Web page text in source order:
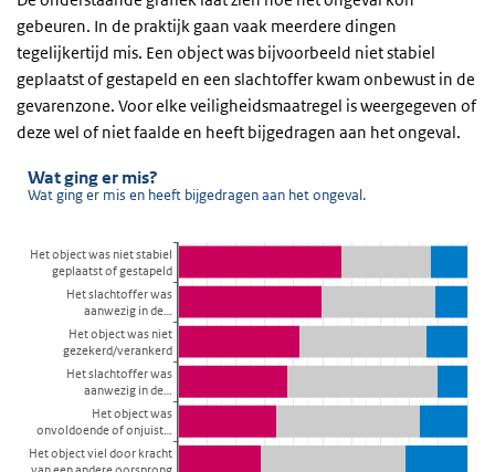
gebeuren. In de praktijk gaan vaak meerdere dingen
tegelijkertijd mis. Een object was bijvoorbeeld niet stabiel
geplaatst of gestapeld en een slachtoffer kwam onbewust in de
gevarenzone. Voor elke veiligheidsmaatregel is weergegeven of
deze wel of niet faalde en heeft bijgedragen aan het ongeval.